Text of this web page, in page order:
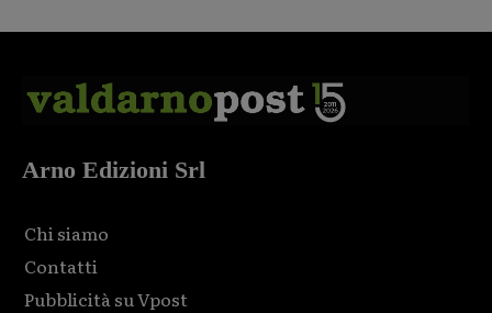
Arno Edizioni Srl
Chi siamo
Contatti
Pubblicità su Vpost